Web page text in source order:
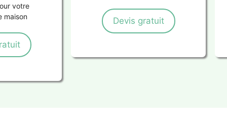
votre
maison
Devis gratuit